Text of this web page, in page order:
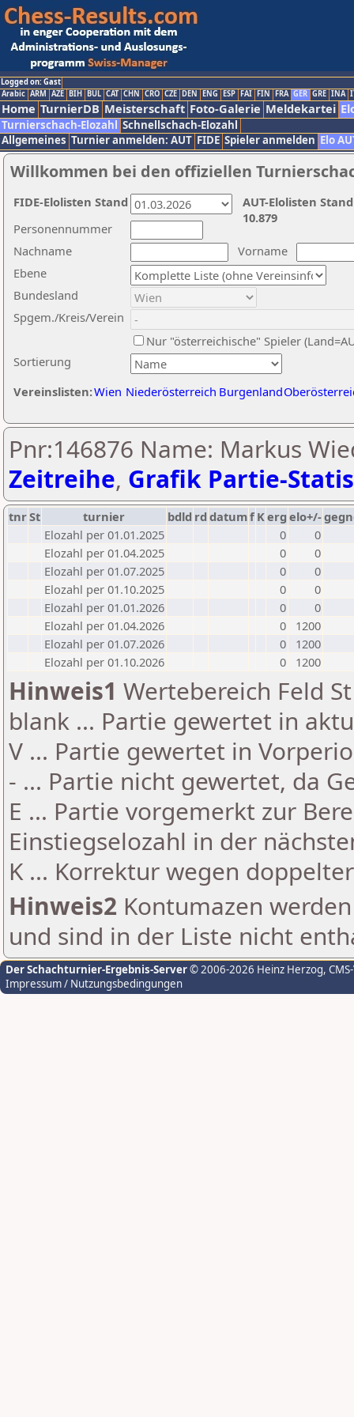
Logged on: Gast
Arabic ARM AZE BIH BUL CAT CHN CRO CZE DEN ENG ESP FAI FIN FRA GER GRE INA
Home TurnierDB Meisterschaft Foto-Galerie Meldekartei
Turnierschach-Elozahl Schnellschach-Elozahl
Allgemeines Turnier anmelden: AUT FIDE Spieler anmelden Elo
Willkommen bei den offiziellen
Nachname
Vorname
Ebene
Sortierung
Personennummer
Bundesland
Spgem./Kreis/Verein
Nur "österreichische" Spieler
Vereinslisten:Wien Niederösterreich Burgenland
AUT-Elolisten
10.879
FIDE-Elolisten Stand
Pnr:146876 Name: Markus
Zeitreihe, Grafik Partie-
tnrSt turnier bdld rd datumf Kerg elo+/-
Elozahl per 01.01.2025
0
0
Elozahl per 01.04.2025
0
0
Elozahl per 01.07.2025
0
0
Elozahl per 01.10.2025
0
0
Elozahl per 01.01.2026
0
0
Elozahl per 01.04.2026
0
1200
Elozahl per 01.07.2026
0
1200
Elozahl per 01.10.2026
0 1200
Hinweis1 Wertebereich Feld
blank ... Partie gewertet in
V ... Partie gewertet in
- ... Partie nicht gewertet, da
E ... Partie vorgemerkt zur
Einstiegselozahl in der
K ... Korrektur wegen
Hinweis2 Kontumazen
und sind in der Liste nicht
Der Schachturnier-Ergebnis-Server© 2006-2026 Heinz Herzog,
Impressum / Nutzungsbedingungen